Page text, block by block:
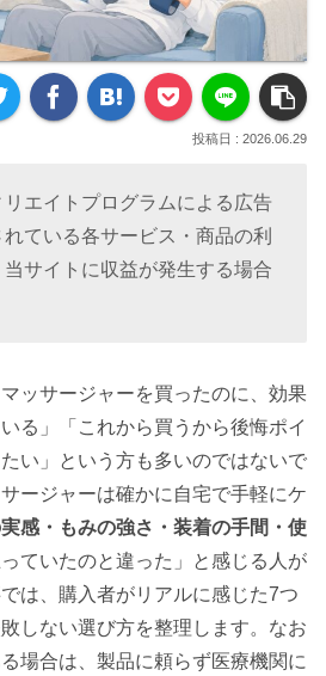
2026.06.29
エイトプログラムによる広告
ている各サービス・商品の利
サイトに収益が発生する場合
ッサージャーを買ったのに、効果
る」「これから買うから後悔ポイ
い」という方も多いのではないで
ージャーは確かに自宅で手軽にケ
感・もみの強さ・装着の手間・使
ていたのと違った」と感じる人が
は、購入者がリアルに感じた7つ
しない選び方を整理します。なお
場合は、製品に頼らず医療機関に